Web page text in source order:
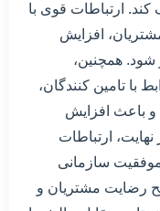
ارتباطات قوی با
افزایش
همچنین،
با تامین کنندگان،
و باعث افزایش
ارتباطات
سازمانی
رضایت مشتریان و